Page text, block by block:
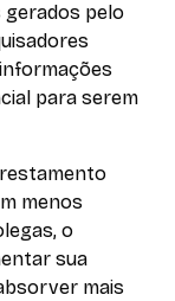
gerados pelo
para serem
menos
o
sua
mais